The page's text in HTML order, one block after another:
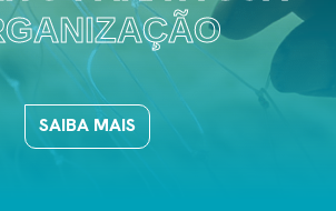
SAIBA MAIS